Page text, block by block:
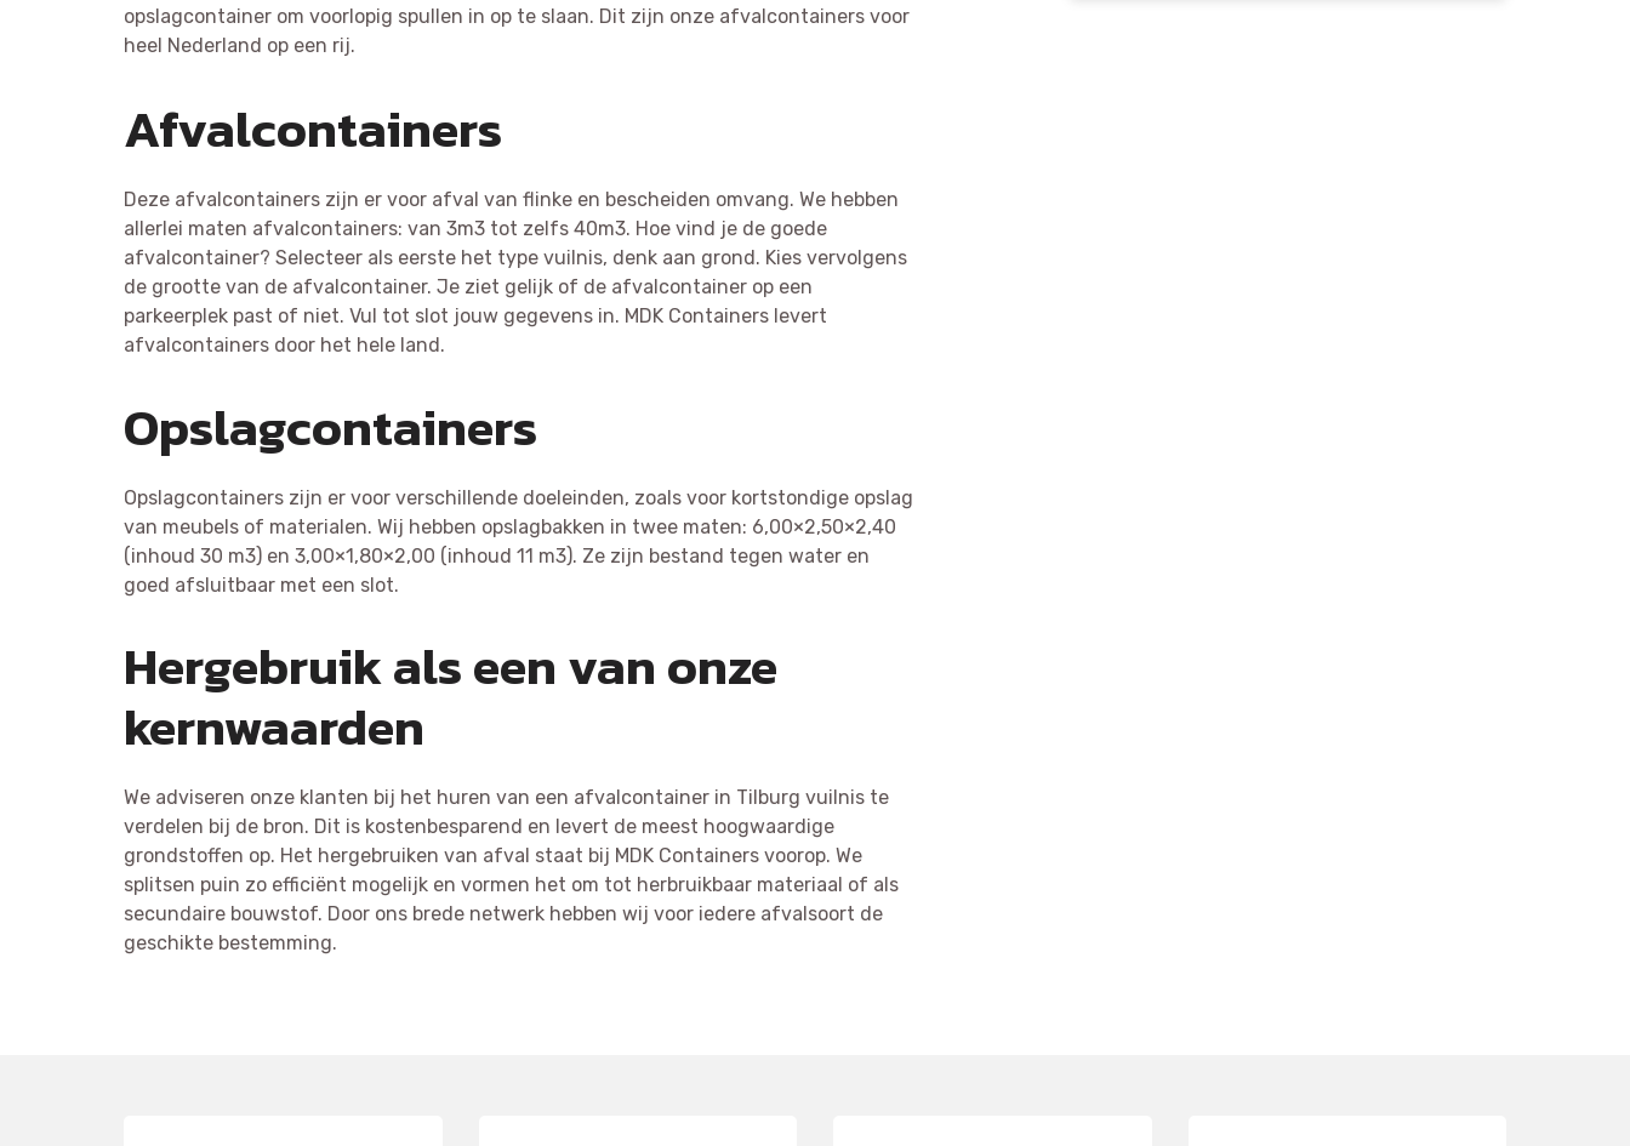
opslagcontainer om voorlopig spullen in op te slaan. Dit zijn onze afvalcontainers voor
heel Nederland op een rij.
Afvalcontainers
Deze afvalcontainers zijn er voor afval van flinke en bescheiden omvang. We hebben
allerlei maten afvalcontainers: van 3m3 tot zelfs 40m3. Hoe vind je de goede
afvalcontainer? Selecteer als eerste het type vuilnis, denk aan grond. Kies vervolgens
de grootte van de afvalcontainer. Je ziet gelijk of de afvalcontainer op een
parkeerplek past of niet. Vul tot slot jouw gegevens in. MDK Containers levert
afvalcontainers door het hele land.
Opslagcontainers
Opslagcontainers zijn er voor verschillende doeleinden, zoals voor kortstondige opslag
van meubels of materialen. Wij hebben opslagbakken in twee maten: 6,00×2,50×2,40
(inhoud 30 m3) en 3,00×1,80×2,00 (inhoud 11 m3). Ze zijn bestand tegen water en
goed afsluitbaar met een slot.
Hergebruik als een van onze
kernwaarden
We adviseren onze klanten bij het huren van een afvalcontainer in Tilburg vuilnis te
verdelen bij de bron. Dit is kostenbesparend en levert de meest hoogwaardige
grondstoffen op. Het hergebruiken van afval staat bij MDK Containers voorop. We
splitsen puin zo efficiënt mogelijk en vormen het om tot herbruikbaar materiaal of als
secundaire bouwstof. Door ons brede netwerk hebben wij voor iedere afvalsoort de
geschikte bestemming.